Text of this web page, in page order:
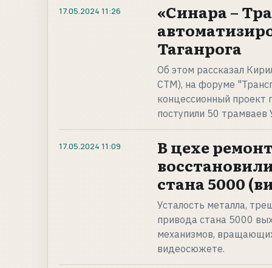
17.05.2024 11:26
«Синара –
Таганрога
Об этом рассказал
СТМ), на форуме
концессионный проект
поступили 50
17.05.2024 11:09
В цехе
стана 5000
Усталость металла,
привода стана 5000
механизмов,
видеосюжете.